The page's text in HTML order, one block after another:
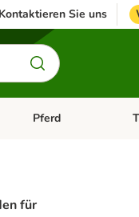
Kontaktieren Sie uns
Fisch
Kategorie-Menü
Pferd
für